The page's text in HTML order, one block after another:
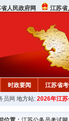
人民政府网 江苏省
时政要闻 江苏省
员网 地方站: 2026年江